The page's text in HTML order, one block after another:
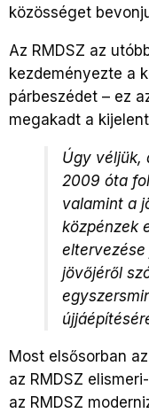
közösséget
Az RMDSZ az
kezdeményezte a
párbeszédet – ez
megakadt a
Úgy véljük,
2009 óta
valamint a
közpénzek
eltervezése
jövőjéről
Most elsősorban
az RMDSZ
az RMDSZ